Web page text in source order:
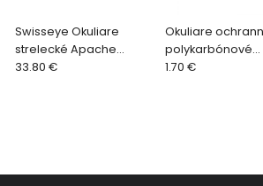
Swisseye Okuliare
strelecké Apache
hnedý rám 40232
33.80 €
Okuliare
polykarbónové
skladacie
1.70 €